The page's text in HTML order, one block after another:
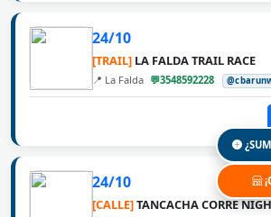
24/10
[TRAIL] LA FALDA TRAIL RACE
📍 La Falda 💬3548592228
24/10
[CALLE]TANCACHA CORRE